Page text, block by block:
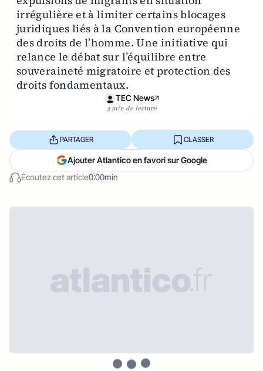
irrégulière et à limiter certains blocages
juridiques liés à la Convention européenne
des droits de l’homme. Une initiative qui
relance le débat sur l’équilibre entre
souveraineté migratoire et protection des
droits fondamentaux.
TEC News
3 min de lecture
Écoutez cet article0:00min
PARTAGER CLASSER
Ajouter Atlantico en favori sur Google